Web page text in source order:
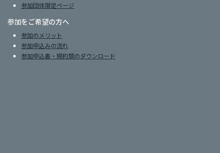
参加団体限定ページ
参加をご希望の方へ
参加のメリット
参加申込みの流れ
参加申込書・規約類のダウンロード